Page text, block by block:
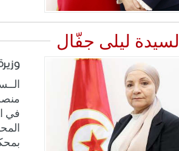
السيدة ليلى جفّال